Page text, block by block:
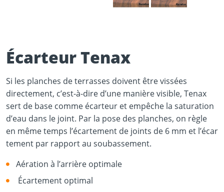
Écarteur Tenax
Si les planches de terrasses doivent être vissées
directement, c’est-à-dire d’une manière visible, Tenax
sert de base comme écarteur et empêche la saturation
d’eau dans le joint. Par la pose des planches, on règle
en même temps l’écartement de joints de 6 mm et l’écar
tement par rapport au soubassement.
Aération à l’arrière optimale
Écartement optimal